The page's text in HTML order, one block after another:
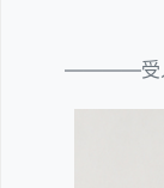
————受